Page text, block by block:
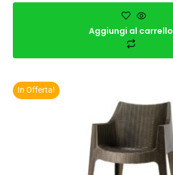
Aggiungi al carrello
In Offerta!